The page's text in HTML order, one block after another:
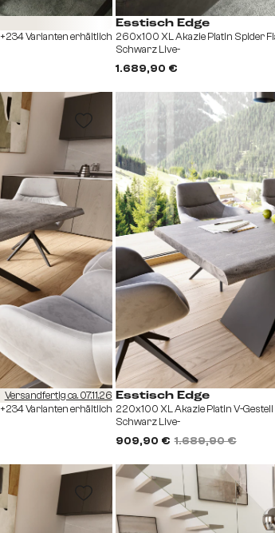
+234 Varianten erhältlich
Esstisch Edge
260x100 XL Akazie Platin Spider
Schwarz Live-
1.689,90 €
Versandfertig ca. 07.11.26
+234 Varianten erhältlich
Esstisch Edge
220x100 XL Akazie Platin V-
Schwarz Live-
909,90 € 1.689,90 €